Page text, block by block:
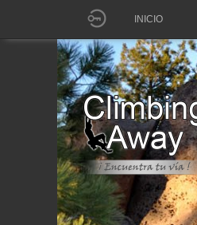
INICIO